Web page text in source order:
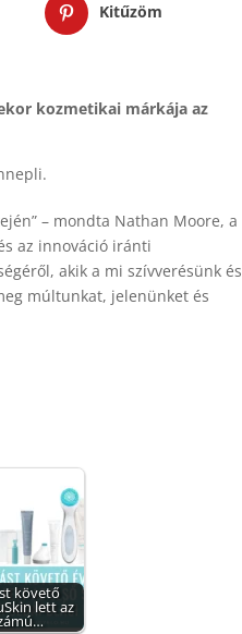
Kitűzöm
kozmetikai márkája az
– mondta Nathan Moore, a
az innováció iránti
akik a mi szívverésünk és
múltunkat, jelenünket és
követő
lett az